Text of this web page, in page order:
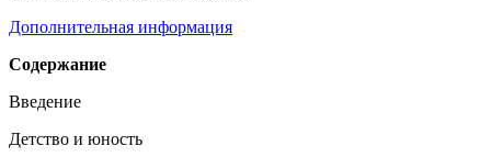
Дополнительная информация
Содержание
Введение
Детство и юность